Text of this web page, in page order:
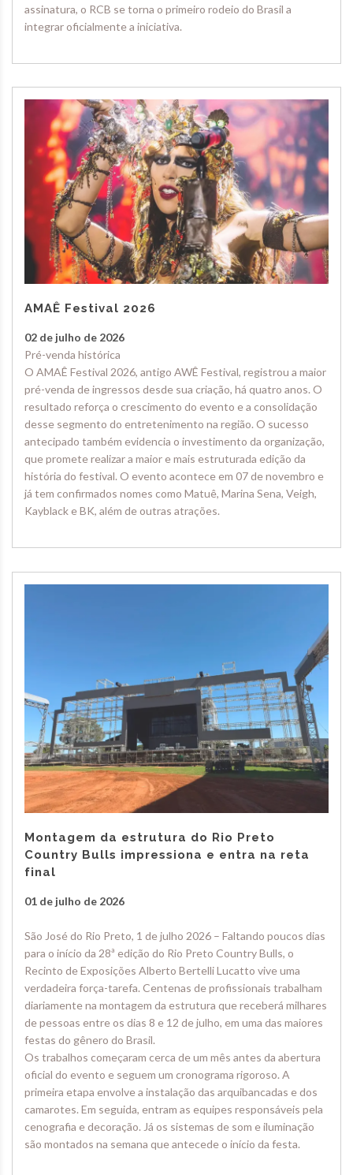
assinatura, o RCB se torna o primeiro rodeio do Brasil a
integrar oficialmente a iniciativa.
AMAÊ Festival 2026
02 de julho de 2026
Pré-venda histórica
O AMAÊ Festival 2026, antigo AWÊ Festival, registrou a maior
pré-venda de ingressos desde sua criação, há quatro anos. O
resultado reforça o crescimento do evento e a consolidação
desse segmento do entretenimento na região. O sucesso
antecipado também evidencia o investimento da organização,
que promete realizar a maior e mais estruturada edição da
história do festival. O evento acontece em 07 de novembro e
já tem confirmados nomes como Matuê, Marina Sena, Veigh,
Kayblack e BK, além de outras atrações.
Montagem da estrutura do Rio Preto
Country Bulls impressiona e entra na reta
final
01 de julho de 2026
São José do Rio Preto, 1 de julho 2026 – Faltando poucos dias
para o início da 28ª edição do Rio Preto Country Bulls, o
Recinto de Exposições Alberto Bertelli Lucatto vive uma
verdadeira força-tarefa. Centenas de profissionais trabalham
diariamente na montagem da estrutura que receberá milhares
de pessoas entre os dias 8 e 12 de julho, em uma das maiores
festas do gênero do Brasil.
Os trabalhos começaram cerca de um mês antes da abertura
oficial do evento e seguem um cronograma rigoroso. A
primeira etapa envolve a instalação das arquibancadas e dos
camarotes. Em seguida, entram as equipes responsáveis pela
cenografia e decoração. Já os sistemas de som e iluminação
são montados na semana que antecede o início da festa.